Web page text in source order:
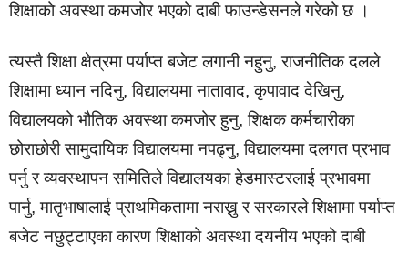
शिक्षाको अवस्था कमजोर भएको दाबी फाउन्डेसनले गरेको छ ।
त्यस्तै शिक्षा क्षेत्रमा पर्याप्त बजेट लगानी नहुनु, राजनीतिक दलले
शिक्षामा ध्यान नदिनु, विद्यालयमा नातावाद, कृपावाद देखिनु,
विद्यालयको भौतिक अवस्था कमजोर हुनु, शिक्षक कर्मचारीका
छोराछोरी सामुदायिक विद्यालयमा नपढ्नु, विद्यालयमा दलगत प्रभाव
पर्नु र व्यवस्थापन समितिले विद्यालयका हेडमास्टरलाई प्रभावमा
पार्नु, मातृभाषालाई प्राथमिकतामा नराख्नु र सरकारले शिक्षामा पर्याप्त
बजेट नछुट्टाएका कारण शिक्षाको अवस्था दयनीय भएको दाबी